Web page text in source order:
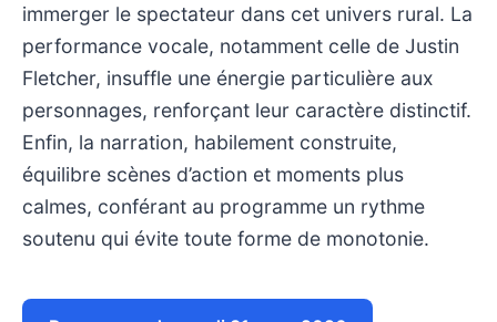
immerger le spectateur dans cet univers rural. La
performance vocale, notamment celle de Justin
Fletcher, insuffle une énergie particulière aux
personnages, renforçant leur caractère distinctif.
Enfin, la narration, habilement construite,
équilibre scènes d’action et moments plus
calmes, conférant au programme un rythme
soutenu qui évite toute forme de monotonie.